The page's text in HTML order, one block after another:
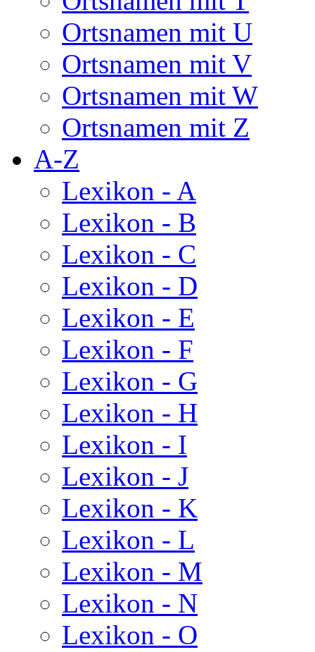
Ortsnamen mit U
Ortsnamen mit V
Ortsnamen mit W
Ortsnamen mit Z
A-Z
Lexikon - A
Lexikon - B
Lexikon - C
Lexikon - D
Lexikon - E
Lexikon - F
Lexikon - G
Lexikon - H
Lexikon - I
Lexikon - J
Lexikon - K
Lexikon - L
Lexikon - M
Lexikon - N
Lexikon - O